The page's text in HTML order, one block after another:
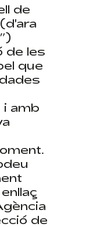
de
de les
que
i amb
de